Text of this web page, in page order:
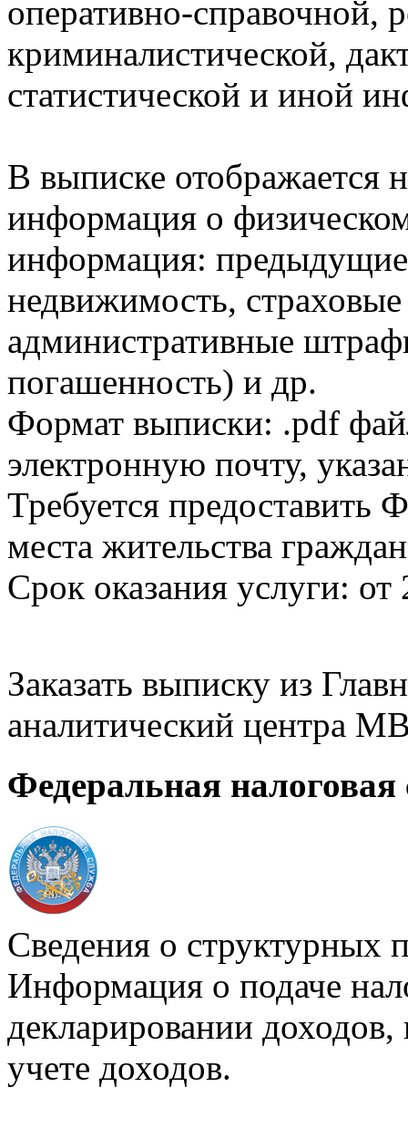
оперативно-справочной,
криминалистической,
статистической и иной
В выписке отображается
информация о
информация:
недвижимость,
административные
погашенность) и др.
Формат выписки: .pdf
электронную почту,
Требуется
места жительства
Срок оказания услуги: от
Заказать выписку из
аналитический центра
Федеральная налоговая
Сведения о структурных
Информация о подаче
декларировании доходов,
учете доходов.